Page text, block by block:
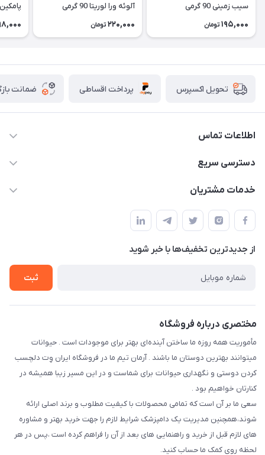
سیب زمینی 90 گرمی
195,000 تومان
آلوئه ورا لوریتا 90 گرمی
220,000 تومان
پامکین
تحویل اکسپرس پرداخت اقساطی ضمانت
اطلاعات تماس
07154503736-09120986090
دسترسی سریع
حساب کاربری
درباره ما
تماس با ما
خدمات مشتریان
قوانین و مقررات
حفظ حریم شخصی
سوالات متداول
شرایط ارسال رایگان
از جدید‌ترین تخفیف‌ها با‌ خبر شوید
ثبت
مختصری درباره فروشگاه
مأموریت همه روزه ما ساختن آینده‌ای بهتر برای موجودات است . حیوانات
میتوانند بهترین دوستان ما باشند . آرمان تیم ما در فروشگاه ایران وِت دلچسب
کردن دوستی و نگهداری حیوانات برای شماست و در این مسیر زیبا همیشه در
کنارتان خواهیم بود .
سعی ما بر آن است که تمامی محصولات با کیفیت مطلوب و برند اصلی ارائه
شوند،همچنین مدیریت یک دامپزشک شرایط لازم را جهت خرید بهتر و مشاوره
های لازم قبل از خرید و راهنمایی های بعد از آن را فراهم کرده است ،پس در هر
لحظه روی کمک ما حساب کنید.